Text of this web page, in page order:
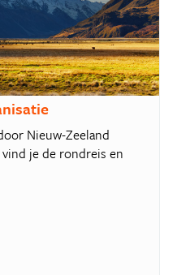
Nieuw-Zeeland
je de rondreis en